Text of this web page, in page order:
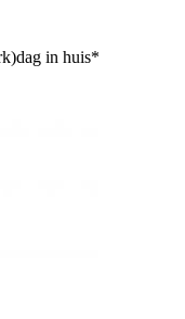
in huis*